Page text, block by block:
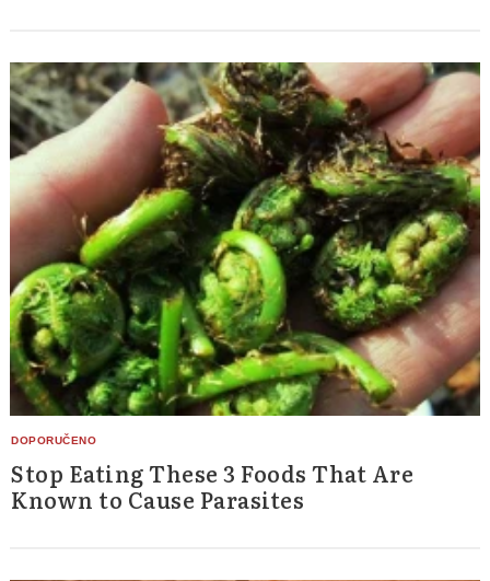
Stop Eating These 3 Foods That Are
Known to Cause Parasites